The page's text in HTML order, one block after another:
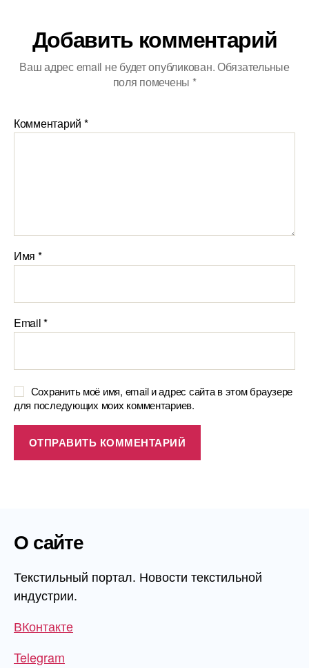
Добавить комментарий
Ваш адрес email не будет опубликован.Обязательные
поля помечены *
Комментарий *
Имя *
Email*
Сохранить моё имя, email и адрес сайта в этом браузере
для последующих моих комментариев.
О сайте
Текстильный портал. Новости текстильной
индустрии.
ВКонтакте
Telegram